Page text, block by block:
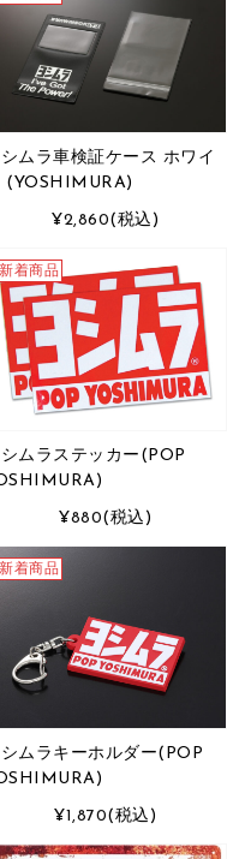
ムラ車検証ケース ホワイ
(YOSHIMURA)
¥2,860(税込)
新着商品
シムラステッカー(POP
¥880(税込)
新着商品
シムラキーホルダー(POP
¥1,870(税込)